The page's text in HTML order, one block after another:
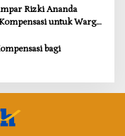
Rizki Ananda
untuk Warga
bagi